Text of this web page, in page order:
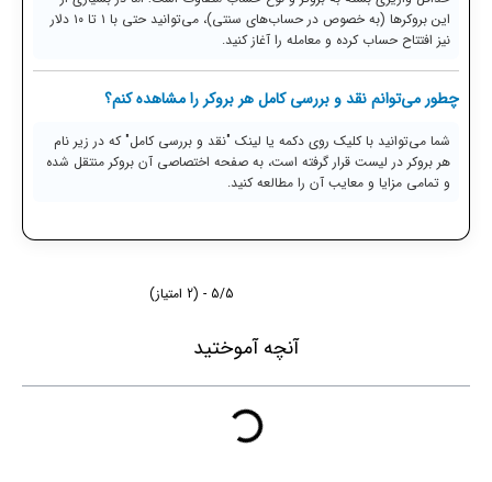
این بروکرها (به خصوص در حساب‌های سنتی)، می‌توانید حتی با ۱ تا ۱۰ دلار
نیز افتتاح حساب کرده و معامله را آغاز کنید.
چطور می‌توانم نقد و بررسی کامل هر بروکر را مشاهده کنم؟
شما می‌توانید با کلیک روی دکمه یا لینک "نقد و بررسی کامل" که در زیر نام
هر بروکر در لیست قرار گرفته است، به صفحه اختصاصی آن بروکر منتقل شده
و تمامی مزایا و معایب آن را مطالعه کنید.
5/5 - (2 امتیاز)
آنچه آموختید